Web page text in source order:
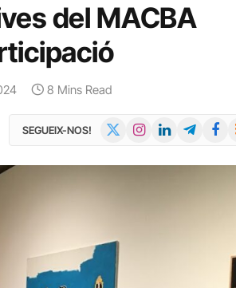
del MACBA
8 Mins Read
SEGUEIX-NOS! InstagramLinkedInTelegram